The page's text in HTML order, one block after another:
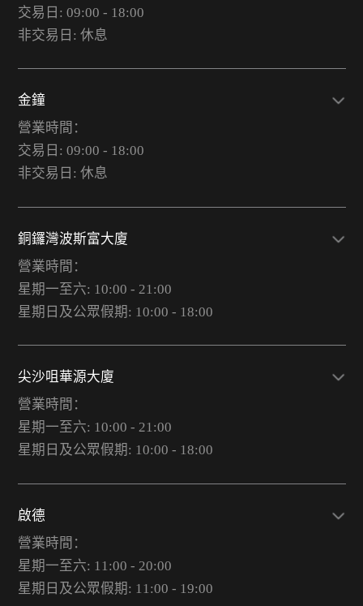
交易日: 09:00 - 18:00
非交易日: 休息
金鐘
營業時間：
交易日: 09:00 - 18:00
非交易日: 休息
銅鑼灣波斯富大廈
營業時間：
星期一至六: 10:00 - 21:00
星期日及公眾假期: 10:00 - 18:00
尖沙咀華源大廈
營業時間：
星期一至六: 10:00 - 21:00
星期日及公眾假期: 10:00 - 18:00
啟德
營業時間：
星期一至六: 11:00 - 20:00
星期日及公眾假期: 11:00 - 19:00